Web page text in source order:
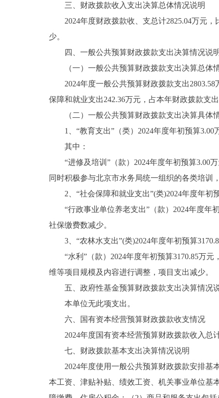
三、财政拨款收入支出决算总体情况说明
2024年度财政拨款收、支总计2825.04万元，
少。
四、一般公共预算财政拨款支出决算情况说
（一）一般公共预算财政拨款支出决算总体
2024年度一般公共预算财政拨款支出2803.58
保障和就业支出242.36万元，占本年财政拨款支
（二）一般公共预算财政拨款支出决算具体
1、“教育支出”（类）2024年度年初预算3.00
其中：
“进修及培训”（款）2024年度年初预算3.00万
同时积极参与北京市水务局统一组织的各类培训
2、“社会保障和就业支出”(类)2024年度年初预
“行政事业单位养老支出”（款）2024年度年初
社保缴费数减少。
3、“农林水支出”(类)2024年度年初预算
“水利”（款）2024年度年初预算3170.85万元
维等项目规模及内容进行调整，项目支出减少。
五、政府性基金预算财政拨款支出决算情况
本单位无此项支出。
六、国有资本经营预算财政拨款收支情况
2024年度国有资本经营预算财政拨款收入总
七、财政拨款基本支出决算情况说明
2024年度使用一般公共预算财政拨款安排基本
本工资、津贴补贴、绩效工资、机关事业单位基